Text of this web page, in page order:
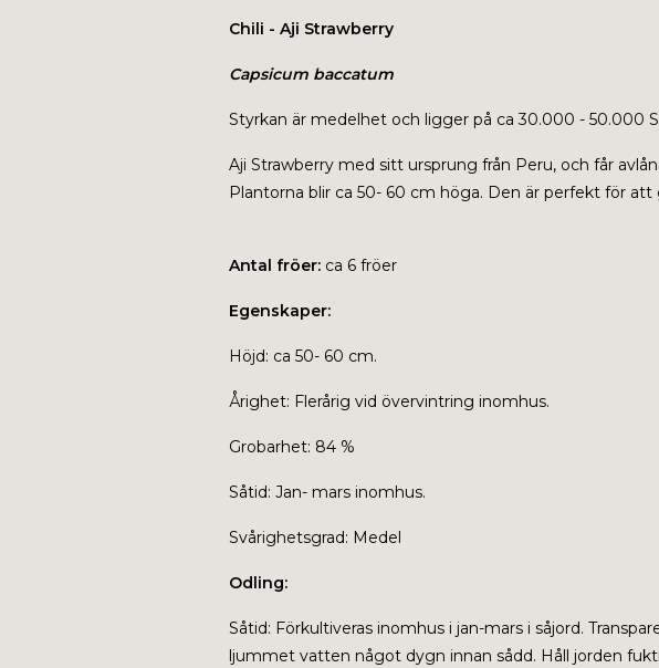
Chili - Aji Strawberry
Capsicum baccatum
Styrkan är medelhet och ligger på ca 30.000 - 50.000
Aji Strawberry med sitt ursprung från Peru, och får
Plantorna blir ca 50- 60 cm höga. Den är perfekt för
Antal fröer: ca 6 fröer
Egenskaper:
Höjd: ca 50- 60 cm.
Årighet: Flerårig vid övervintring inomhus.
Grobarhet: 84 %
Såtid: Jan- mars inomhus.
Svårighetsgrad: Medel
Odling:
Såtid: Förkultiveras inomhus i jan-mars i såjord.
ljummet vatten något dygn innan sådd. Håll jorden